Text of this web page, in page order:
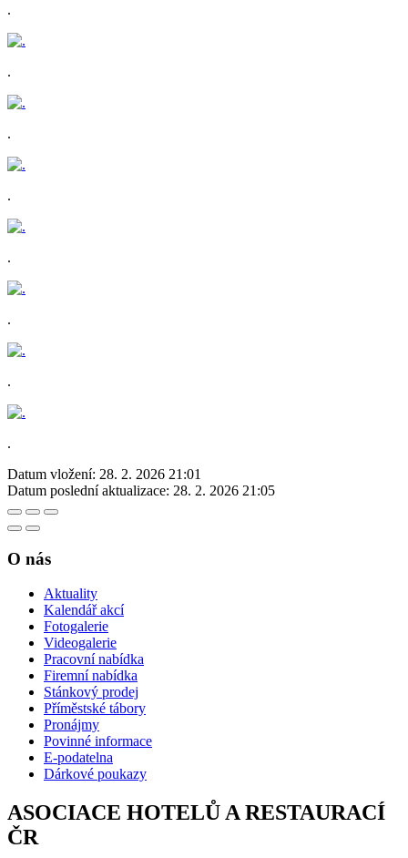
.
.
.
.
.
.
.
.
Datum vložení: 28. 2. 2026 21:01
Datum poslední aktualizace: 28. 2. 2026 21:05
O nás
Aktuality
Kalendář akcí
Fotogalerie
Videogalerie
Pracovní nabídka
Firemní nabídka
Stánkový prodej
Příměstské tábory
Pronájmy
Povinné informace
E-podatelna
Dárkové poukazy
ASOCIACE HOTELŮ A RESTAURACÍ
ČR